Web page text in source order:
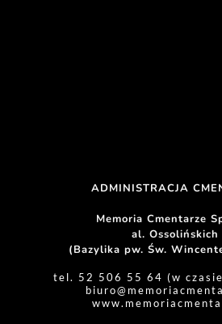
ADMINISTRACJA
Memoria Cmentarze
al. Ossolińskich
(Bazylika pw. Św.
tel. 52 506 55 64 (w
biuro